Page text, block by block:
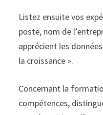
Listez ensuite vos
poste, nom de
apprécient les
la croissance ».
Concernant la
compétences,